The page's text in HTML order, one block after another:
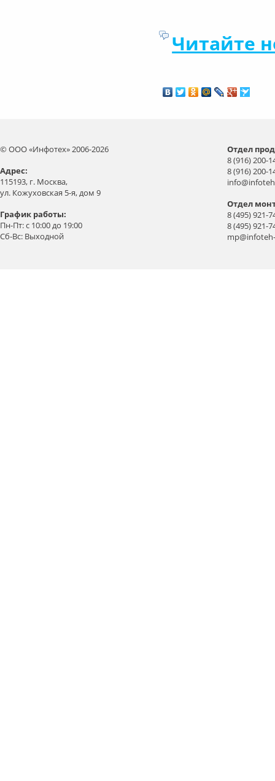
Читайте
© ООО «Инфотех» 2006-2026
Aдрес:
115193, г. Москва,
ул. Кожуховская 5-я, дом 9
График работы:
Пн-Пт: с 10:00 до 19:00
Сб-Вс: Выходной
Отдел
8 (916) 200-
8 (916) 200-
Отдел
8 (495) 921-
8 (495) 921-